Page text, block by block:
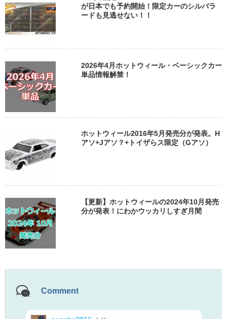
が日本でも予約開始！限定カーのシルバラ
ードも見逃せない！！
2026年4月ホットウィール・ベーシックカー
単品情報解禁！
ホットウィール2016年5月発売分が発表。H
アソ+Jアソ？+トイザらス限定（Gアソ）
【更新】ホットウィールの2024年10月発売
分が発表！にわかウッカリしすぎ月間
Comment